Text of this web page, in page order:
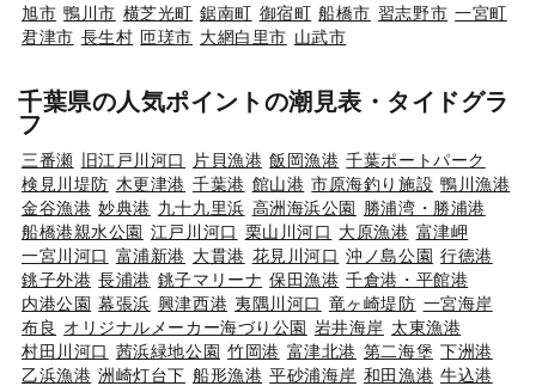
旭市 鴨川市 横芝光町 鋸南町 御宿町 船橋市 習志野市 一宮町
君津市 長生村 匝瑳市 大網白里市 山武市
千葉県の人気ポイントの潮見表・タイドグラ
フ
三番瀬 旧江戸川河口 片貝漁港 飯岡漁港 千葉ポートパーク
検見川堤防 木更津港 千葉港 館山港 市原海釣り施設 鴨川漁港
金谷漁港 妙典港 九十九里浜 高洲海浜公園 勝浦湾・勝浦港
船橋港親水公園 江戸川河口 栗山川河口 大原漁港 富津岬
一宮川河口 富浦新港 大貫港 花見川河口 沖ノ島公園 行徳港
銚子外港 長浦港 銚子マリーナ 保田漁港 千倉港・平館港
内港公園 幕張浜 興津西港 夷隅川河口 竜ヶ崎堤防 一宮海岸
布良 オリジナルメーカー海づり公園 岩井海岸 太東漁港
村田川河口 茜浜緑地公園 竹岡港 富津北港 第二海堡 下洲港
乙浜漁港 洲崎灯台下 船形漁港 平砂浦海岸 和田漁港 牛込港